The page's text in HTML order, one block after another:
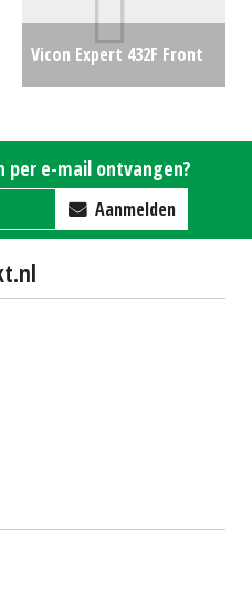
Vicon Expert 432F Front
per e-mail ontvangen?
Aanmelden